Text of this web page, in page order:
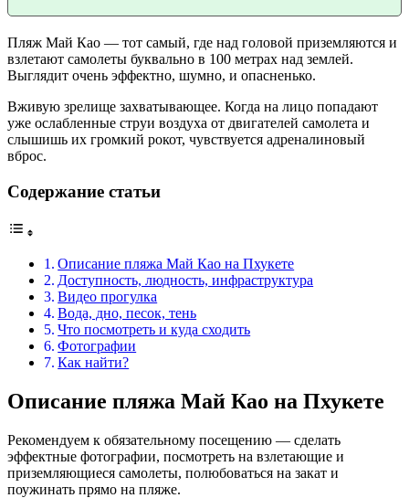
Пляж Май Као — тот самый, где над головой приземляются и
взлетают самолеты буквально в 100 метрах над землей.
Выглядит очень эффектно, шумно, и опасненько.
Вживую зрелище захватывающее. Когда на лицо попадают
уже ослабленные струи воздуха от двигателей самолета и
слышишь их громкий рокот, чувствуется адреналиновый
вброс.
Содержание статьи
Описание пляжа Май Као на Пхукете
Доступность, людность, инфраструктура
Видео прогулка
Вода, дно, песок, тень
Что посмотреть и куда сходить
Фотографии
Как найти?
Описание пляжа Май Као на Пхукете
Рекомендуем к обязательному посещению — сделать
эффектные фотографии, посмотреть на взлетающие и
приземляющиеся самолеты, полюбоваться на закат и
поужинать прямо на пляже.